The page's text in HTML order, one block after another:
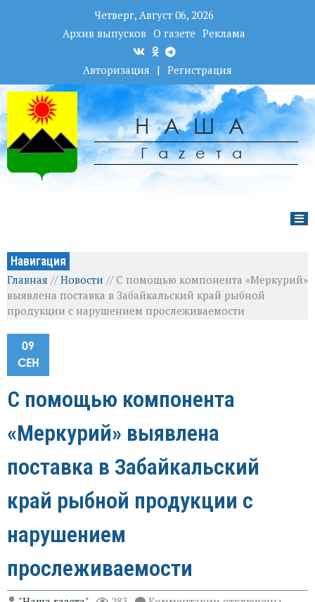
Четверг, Август 06, 2026
Архив выпусков О газете Реклама
Авторизация | Регистрация
НАША
Гаzета
Навигация
Главная //Новости //С помощью компонента «Меркурий»
выявлена поставка в Забайкальский край рыбной
продукции с нарушением прослеживаемости
09
СЕН
С помощью компонента
«Меркурий» выявлена
поставка в Забайкальский
край рыбной продукции с
нарушением
прослеживаемости